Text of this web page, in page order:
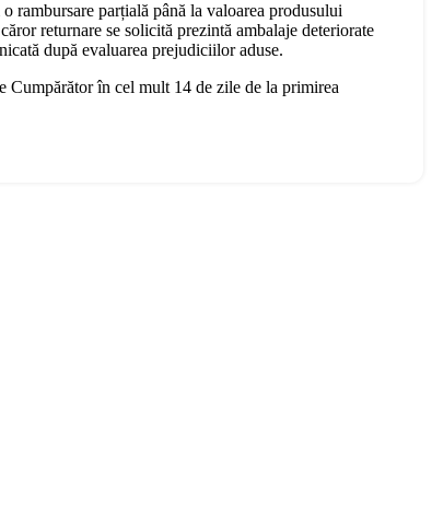
rambursare parțială până la valoarea produsului
returnare se solicită prezintă ambalaje deteriorate
după evaluarea prejudiciilor aduse.
Cumpărător în cel mult 14 de zile de la primirea